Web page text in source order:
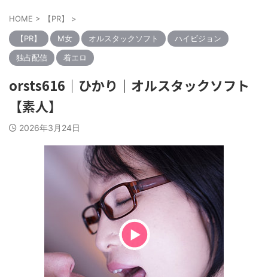
HOME > 【PR】 >
【PR】 M女 オルスタックソフト
ハイビジョン
独占配信
着エロ
orsts616｜ひかり｜オルスタックソフト
【素人】
2026年3月24日